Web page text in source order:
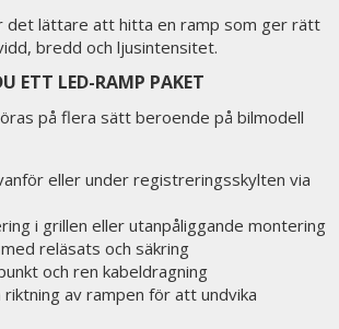
det lättare att hitta en ramp som ger rätt
bredd och ljusintensitet.
ETT LED-RAMP PAKET
på flera sätt beroende på bilmodell
eller under registreringsskylten via
i grillen eller utanpåliggande montering
reläsats och säkring
och ren kabeldragning
riktning av rampen för att undvika